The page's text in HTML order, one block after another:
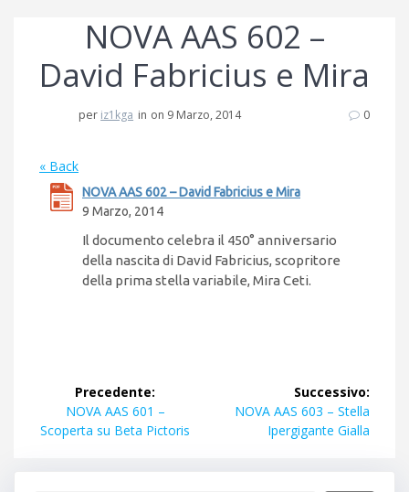
NOVA AAS 602 –
David Fabricius e Mira
per iz1kga in on 9 Marzo, 2014 0
« Back
NOVA AAS 602 – David Fabricius e Mira
9 Marzo, 2014
Il documento celebra il 450° anniversario
della nascita di David Fabricius, scopritore
della prima stella variabile, Mira Ceti.
Navigazione
articoli
Precedente:
Articolo
precedente:
NOVA AAS 601 –
Scoperta su Beta Pictoris
Successivo:
Articolo
successivo:
NOVA AAS 603 – Stella
Ipergigante Gialla